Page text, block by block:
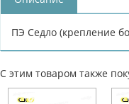
ПЭ Седло (крепление
С этим товаром также